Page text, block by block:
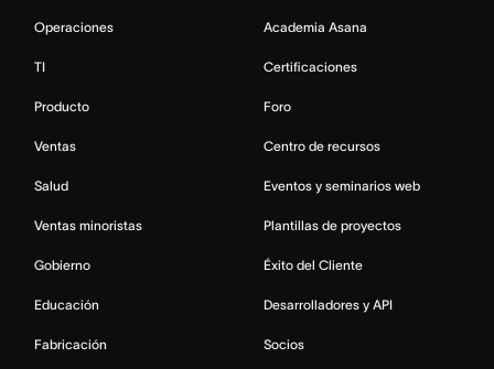
Operaciones
TI
Producto
Ventas
Salud
Ventas minoristas
Gobierno
Educación
Fabricación
Academia Asana
Certificaciones
Foro
Centro de recursos
Eventos y seminarios web
Plantillas de proyectos
Éxito del Cliente
Desarrolladores y API
Socios